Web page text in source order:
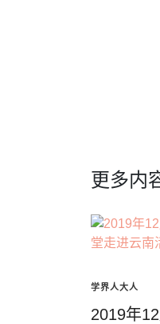
更多内
学界人大人
2019年